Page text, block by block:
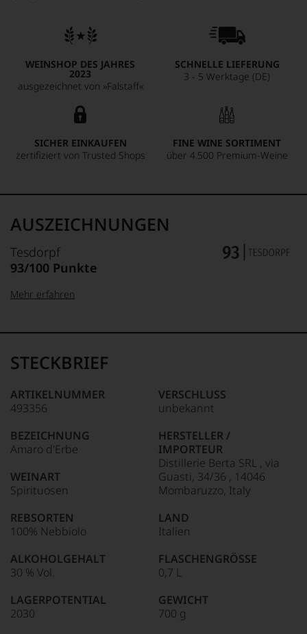
WEINSHOP DES JAHRES
2023
ausgezeichnet von »Falstaff«
SCHNELLE LIEFERUNG
3 - 5 Werktage (DE)
SICHER EINKAUFEN
zertifiziert von Trusted Shops
FINE WINE SORTIMENT
über 4.500 Premium-Weine
AUSZEICHNUNGEN
Tesdorpf
93/100 Punkte
95–98 Punkte:
90–94 Punkte:
Unter 85 Punkte:
Name
Tesdorpf
für
»Fine
für
die
edlen
Weine
der
Welt,
kaum
ein
Das
dokumentieren
auch
und
Mehr erfahren
STECKBRIEF
ARTIKELNUMMER
493356
BEZEICHNUNG
Amaro d'Erbe
WEINART
Spirituosen
REBSORTEN
100% Nebbiolo
ALKOHOLGEHALT
30 % Vol.
LAGERPOTENTIAL
2030
VERSCHLUSS
unbekannt
HERSTELLER /
IMPORTEUR
Distillerie Berta SRL , via
Guasti, 34/36 , 14046
Mombaruzzo, Italy
LAND
Italien
FLASCHENGRÖSSE
0,7 L
GEWICHT
700 g